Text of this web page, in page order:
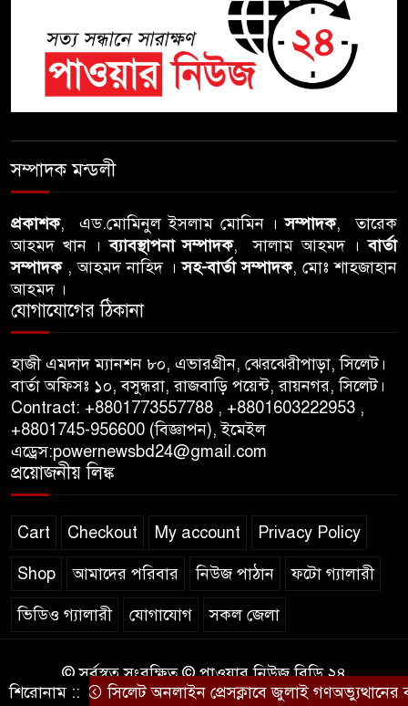
শতাব্দী রায়ের বাড়িতে বিদ্রোহীদের
বৈঠক, পশ্চিমবঙ্গে তৃনমূলে ভাঙনের
ইঙ্গিত !
বিএনপি নেতার ওপর হামলার
আবু তালহা চৌধুরী দ্বিতীয় বারের
মত টাওয়ার হ‍্যামলেটস কাউন্সিলের
গণবিজ্ঞপ্তি নিয়ে সিলেট অনলাইন
প্রেসক্লাবে বিশ্ব মুক্ত গণমাধ্যম দিবসে
সমালোচনা
সিলেটে ব্যাডমিন্টন তারকাদের
সম্পাদক মন্ডলী
প্রকাশক, এড.মোমিনুল ইসলাম মোমিন ।সম্পাদক, তারেক
আহমদ খান ।ব্যাবস্থাপনা সম্পাদক, সালাম আহমদ ।বার্তা
সম্পাদক, আহমদ নাহিদ ।সহ-বার্তা সম্পাদক, মোঃ শাহজাহান
আহমদ ।
যোগাযোগের ঠিকানা
হাজী এমদাদ ম্যানশন ৮০, এভারগ্রীন, ঝেরঝেরীপাড়া, সিলেট।
বার্তা অফিসঃ ১০, বসুন্ধরা, রাজবাড়ি পয়েন্ট, রায়নগর, সিলেট।
Contract: +8801773557788 , +8801603222953 ,
+8801745-956600 (বিজ্ঞাপন), ইমেইল
এড্রেস:powernewsbd24@gmail.com
প্রয়োজনীয় লিঙ্ক
Cart Checkout My account Privacy Policy
Shop আমাদের পরিবার নিউজ পাঠান ফটো গ্যালারী
ভিডিও গ্যালারী যোগাযোগ সকল জেলা
© সর্বস্বত্ব সংরক্ষিত © পাওয়ার নিউজ বিডি ২৪
কারিগরি সহযোগিতায়ঃWEB DESIGN BD
শিরোনাম :: সিলেট অনলাইন প্রেসক্লাবে জুলাই গণঅভ্যুত্থানের